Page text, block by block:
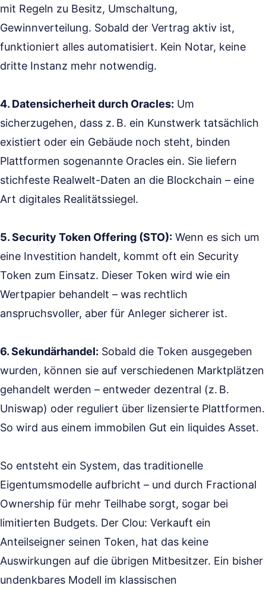
mit Regeln zu Besitz, Umschaltung,
Gewinnverteilung. Sobald der Vertrag aktiv ist,
funktioniert alles automatisiert. Kein Notar, keine
dritte Instanz mehr notwendig.
4. Datensicherheit durch Oracles: Um
sicherzugehen, dass z. B. ein Kunstwerk tatsächlich
existiert oder ein Gebäude noch steht, binden
Plattformen sogenannte Oracles ein. Sie liefern
stichfeste Realwelt-Daten an die Blockchain – eine
Art digitales Realitätssiegel.
5. Security Token Offering (STO): Wenn es sich um
eine Investition handelt, kommt oft ein Security
Token zum Einsatz. Dieser Token wird wie ein
Wertpapier behandelt – was rechtlich
anspruchsvoller, aber für Anleger sicherer ist.
6. Sekundärhandel: Sobald die Token ausgegeben
wurden, können sie auf verschiedenen Marktplätzen
gehandelt werden – entweder dezentral (z. B.
Uniswap) oder reguliert über lizensierte Plattformen.
So wird aus einem immobilen Gut ein liquides Asset.
So entsteht ein System, das traditionelle
Eigentumsmodelle aufbricht – und durch Fractional
Ownership für mehr Teilhabe sorgt, sogar bei
limitierten Budgets. Der Clou: Verkauft ein
Anteilseigner seinen Token, hat das keine
Auswirkungen auf die übrigen Mitbesitzer. Ein bisher
undenkbares Modell im klassischen